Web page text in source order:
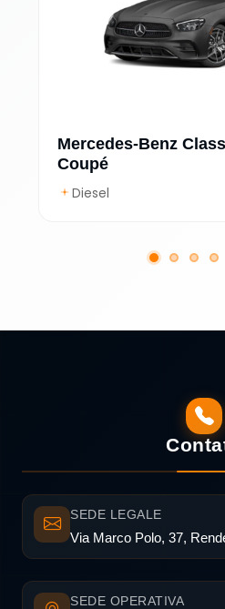
Mercedes-Benz
Coupé
Diesel
SEDE LEGALE
Via Marco Polo, 37,
SEDE OPERATIVA